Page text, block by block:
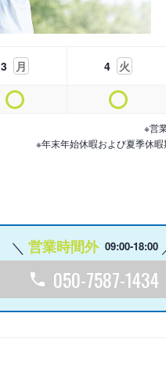
3 月 4 火
※営
※年末年始休暇および夏季休
営業時間外 09:00-18:00
050-7587-1434